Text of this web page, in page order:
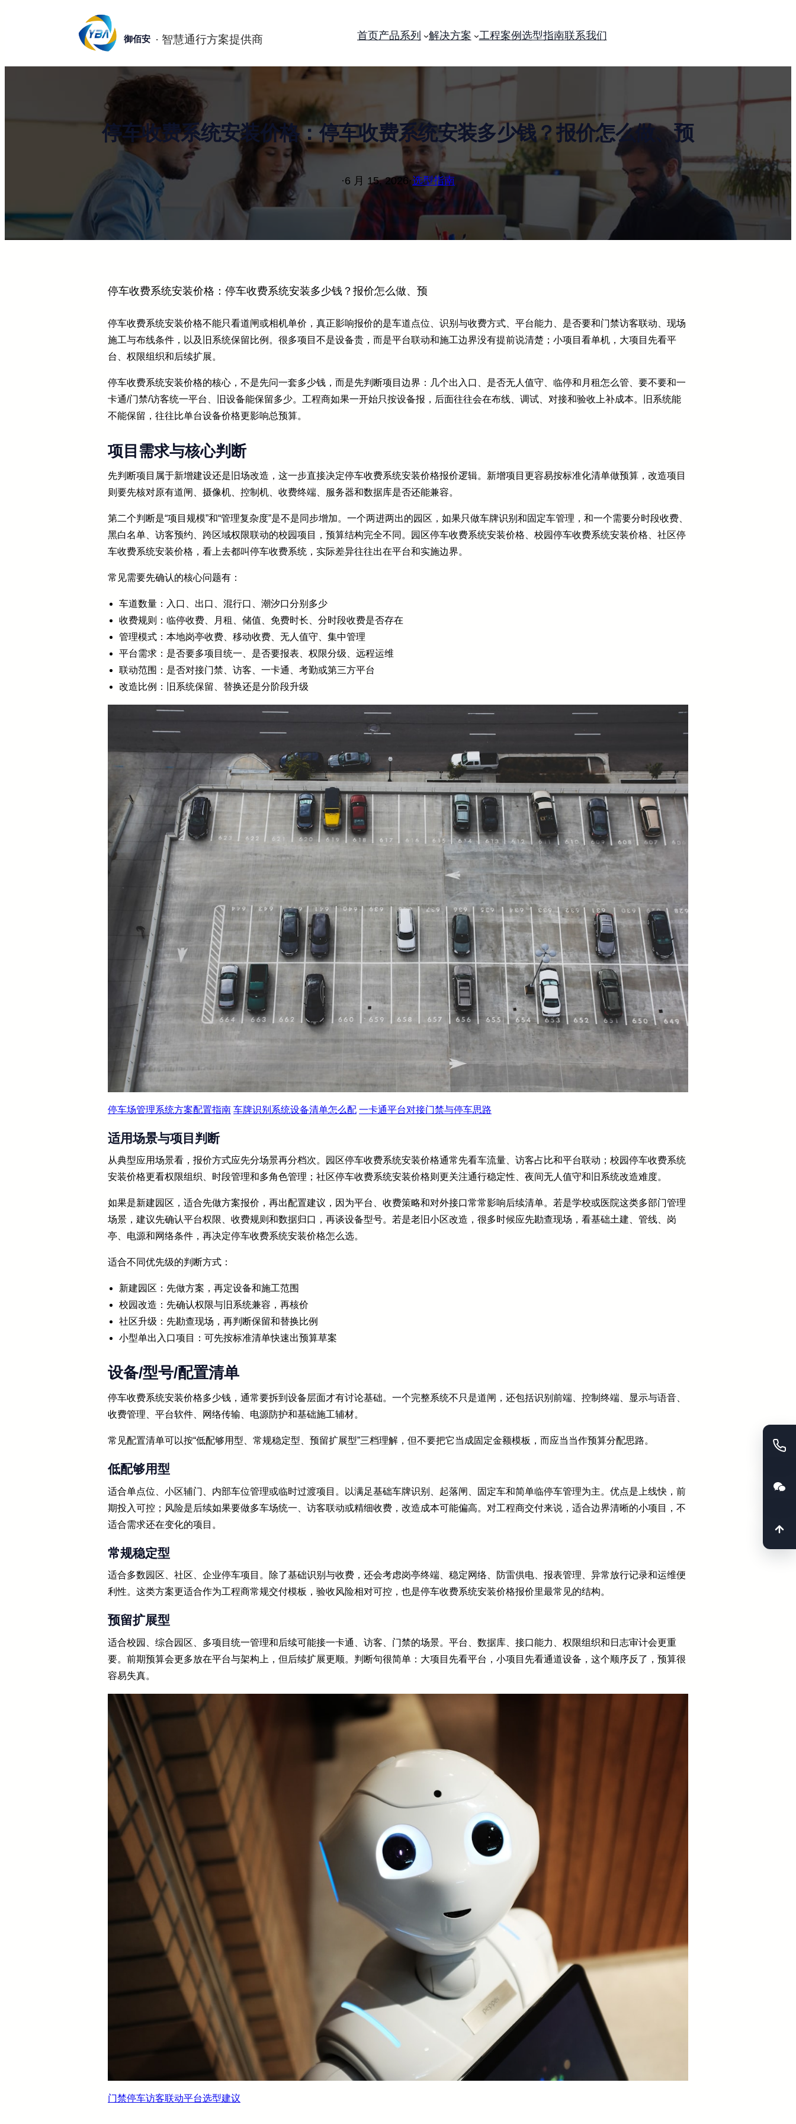
御佰安 首页产品系列 解决方案 工程案例 选型指南联系我们
停车收费系统安装价格：停车收费系统安装多少钱？报价怎么做、预
·6 月 15, 2026·选型指南
停车收费系统安装价格：停车收费系统安装多少钱？报价怎么做、预
停车收费系统安装价格不能只看道闸或相机单价，真正影响报价的是车道点位、识别与收费方式、平台能力、是否要和门禁访客联动、现场
施工与布线条件，以及旧系统保留比例。很多项目不是设备贵，而是平台联动和施工边界没有提前说清楚；小项目看单机，大项目先看平
台、权限组织和后续扩展。
停车收费系统安装价格的核心，不是先问一套多少钱，而是先判断项目边界：几个出入口、是否无人值守、临停和月租怎么管、要不要和一
卡通/门禁/访客统一平台、旧设备能保留多少。工程商如果一开始只按设备报，后面往往会在布线、调试、对接和验收上补成本。旧系统能
不能保留，往往比单台设备价格更影响总预算。
项目需求与核心判断
先判断项目属于新增建设还是旧场改造，这一步直接决定停车收费系统安装价格报价逻辑。新增项目更容易按标准化清单做预算，改造项目
则要先核对原有道闸、摄像机、控制机、收费终端、服务器和数据库是否还能兼容。
第二个判断是“项目规模”和“管理复杂度”是不是同步增加。一个两进两出的园区，如果只做车牌识别和固定车管理，和一个需要分时段收费、
黑白名单、访客预约、跨区域权限联动的校园项目，预算结构完全不同。园区停车收费系统安装价格、校园停车收费系统安装价格、社区停
车收费系统安装价格，看上去都叫停车收费系统，实际差异往往出在平台和实施边界。
常见需要先确认的核心问题有：
车道数量：入口、出口、混行口、潮汐口分别多少
收费规则：临停收费、月租、储值、免费时长、分时段收费是否存在
管理模式：本地岗亭收费、移动收费、无人值守、集中管理
平台需求：是否要多项目统一、是否要报表、权限分级、远程运维
联动范围：是否对接门禁、访客、一卡通、考勤或第三方平台
改造比例：旧系统保留、替换还是分阶段升级
停车场管理系统方案配置指南 车牌识别系统设备清单怎么配 一卡通平台对接门禁与停车思路
适用场景与项目判断
从典型应用场景看，报价方式应先分场景再分档次。园区停车收费系统安装价格通常先看车流量、访客占比和平台联动；校园停车收费系统
安装价格更看权限组织、时段管理和多角色管理；社区停车收费系统安装价格则更关注通行稳定性、夜间无人值守和旧系统改造难度。
如果是新建园区，适合先做方案报价，再出配置建议，因为平台、收费策略和对外接口常常影响后续清单。若是学校或医院这类多部门管理
场景，建议先确认平台权限、收费规则和数据归口，再谈设备型号。若是老旧小区改造，很多时候应先勘查现场，看基础土建、管线、岗
亭、电源和网络条件，再决定停车收费系统安装价格怎么选。
适合不同优先级的判断方式：
新建园区：先做方案，再定设备和施工范围
校园改造：先确认权限与旧系统兼容，再核价
社区升级：先勘查现场，再判断保留和替换比例
小型单出入口项目：可先按标准清单快速出预算草案
设备/型号/配置清单
停车收费系统安装价格多少钱，通常要拆到设备层面才有讨论基础。一个完整系统不只是道闸，还包括识别前端、控制终端、显示与语音、
收费管理、平台软件、网络传输、电源防护和基础施工辅材。
常见配置清单可以按“低配够用型、常规稳定型、预留扩展型”三档理解，但不要把它当成固定金额模板，而应当当作预算分配思路。
低配够用型
适合单点位、小区辅门、内部车位管理或临时过渡项目。以满足基础车牌识别、起落闸、固定车和简单临停车管理为主。优点是上线快，前
期投入可控；风险是后续如果要做多车场统一、访客联动或精细收费，改造成本可能偏高。对工程商交付来说，适合边界清晰的小项目，不
适合需求还在变化的项目。
常规稳定型
适合多数园区、社区、企业停车项目。除了基础识别与收费，还会考虑岗亭终端、稳定网络、防雷供电、报表管理、异常放行记录和运维便
利性。这类方案更适合作为工程商常规交付模板，验收风险相对可控，也是停车收费系统安装价格报价里最常见的结构。
预留扩展型
适合校园、综合园区、多项目统一管理和后续可能接一卡通、访客、门禁的场景。平台、数据库、接口能力、权限组织和日志审计会更重
要。前期预算会更多放在平台与架构上，但后续扩展更顺。判断句很简单：大项目先看平台，小项目先看通道设备，这个顺序反了，预算很
容易失真。
门禁停车访客联动平台选型建议